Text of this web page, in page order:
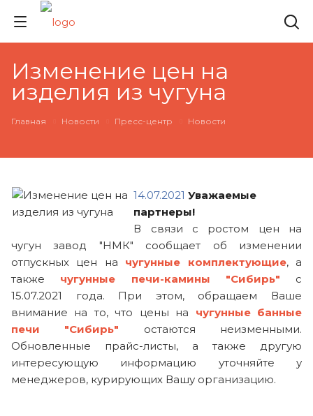
Изменение цен на
изделия из чугуна
Главная Новости Пресс-центр Новости
14.07.2021 Уважаемые
партнеры!
В связи с ростом цен на
чугун завод "НМК" сообщает об изменении
отпускных цен на чугунные комплектующие, а
также чугунные печи-камины "Сибирь" с
15.07.2021 года. При этом, обращаем Ваше
внимание на то, что цены на чугунные банные
печи "Сибирь" остаются неизменными.
Обновленные прайс-листы, а также другую
интересующую информацию уточняйте у
менеджеров, курирующих Вашу организацию.